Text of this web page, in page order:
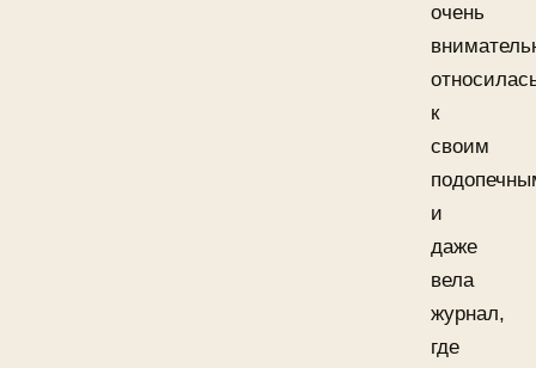
очень
к
своим
и
даже
вела
журнал,
где